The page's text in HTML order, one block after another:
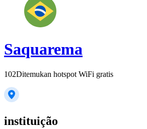
Saquarema
102Ditemukan hotspot WiFi gratis
instituição